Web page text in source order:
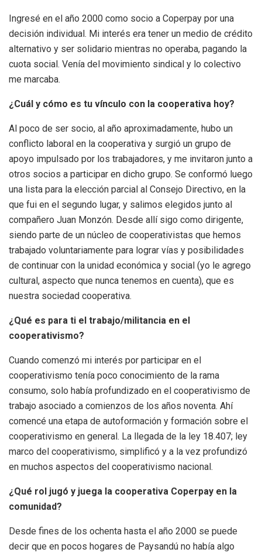
Ingresé en el año 2000 como socio a Coperpay por una
decisión individual. Mi interés era tener un medio de crédito
alternativo y ser solidario mientras no operaba, pagando la
cuota social. Venía del movimiento sindical y lo colectivo
me marcaba.
¿Cuál y cómo es tu vínculo con la cooperativa hoy?
Al poco de ser socio, al año aproximadamente, hubo un
conflicto laboral en la cooperativa y surgió un grupo de
apoyo impulsado por los trabajadores, y me invitaron junto a
otros socios a participar en dicho grupo. Se conformó luego
una lista para la elección parcial al Consejo Directivo, en la
que fui en el segundo lugar, y salimos elegidos junto al
compañero Juan Monzón. Desde allí sigo como dirigente,
siendo parte de un núcleo de cooperativistas que hemos
trabajado voluntariamente para lograr vías y posibilidades
de continuar con la unidad económica y social (yo le agrego
cultural, aspecto que nunca tenemos en cuenta), que es
nuestra sociedad cooperativa.
¿Qué es para ti el trabajo/militancia en el
cooperativismo?
Cuando comenzó mi interés por participar en el
cooperativismo tenía poco conocimiento de la rama
consumo, solo había profundizado en el cooperativismo de
trabajo asociado a comienzos de los años noventa. Ahí
comencé una etapa de autoformación y formación sobre el
cooperativismo en general. La llegada de la ley 18.407; ley
marco del cooperativismo, simplificó y a la vez profundizó
en muchos aspectos del cooperativismo nacional.
¿Qué rol jugó y juega la cooperativa Coperpay en la
comunidad?
Desde fines de los ochenta hasta el año 2000 se puede
decir que en pocos hogares de Paysandú no había algo